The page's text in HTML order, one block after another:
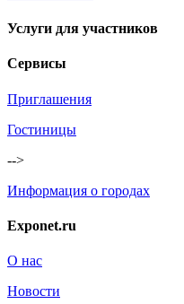
Услуги для участников
Сервисы
Приглашения
Гостиницы
-->
Информация о городах
Exponet.ru
О нас
Новости